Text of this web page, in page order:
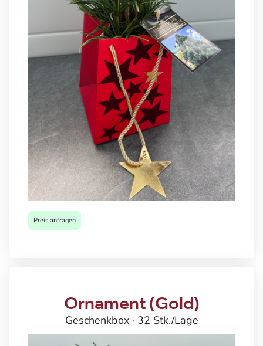
Preis anfragen
Ornament (Gold)
Geschenkbox · 32 Stk./Lage